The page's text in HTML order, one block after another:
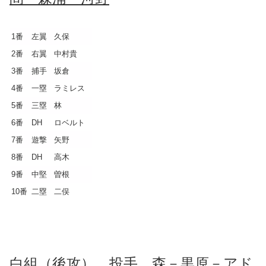
1番 左翼
久保
2番
右翼
中村貴
3番
捕手
坂倉
4番
一塁
ラミレス
5番
三塁
林
6番
DH
ロベルト
7番
遊撃
矢野
8番
DH
高木
9番
中堅
曽根
10番
二塁 二俣